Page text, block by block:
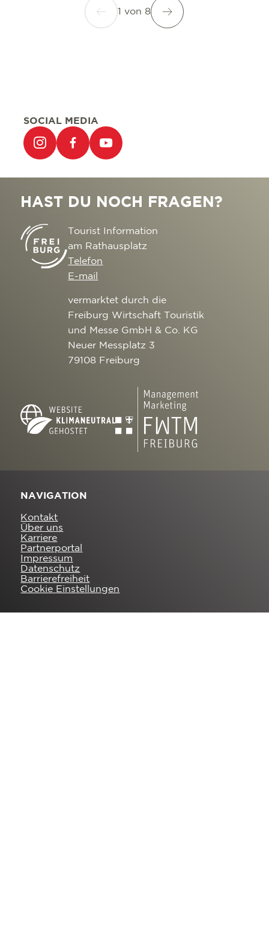
1 von 8
SOCIAL MEDIA
HAST DU NOCH FRAGEN?
Tourist Information
am Rathausplatz
Telefon
E-mail
vermarktet durch die
Freiburg Wirtschaft Touristik
und Messe GmbH & Co. KG
Neuer Messplatz 3
79108 Freiburg
NAVIGATION
Kontakt
Über uns
Karriere
Partnerportal
Impressum
Datenschutz
Barrierefreiheit
Cookie Einstellungen